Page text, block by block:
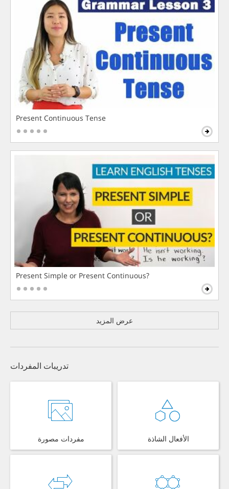
Present Continuous Tense
Present Simple or Present Continuous?
عرض المزيد
تدريبات المفردات
مفردات مصورة الأفعال الشاذة